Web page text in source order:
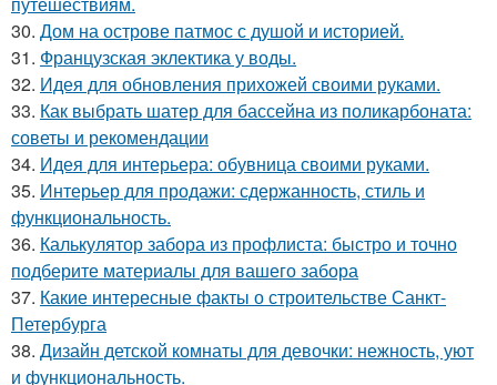
30. Дом на острове патмос с душой и историей.
31. Французская эклектика у воды.
32. Идея для обновления прихожей своими руками.
33. Как выбрать шатер для бассейна из поликарбоната:
советы и рекомендации
34. Идея для интерьера: обувница своими руками.
35. Интерьер для продажи: сдержанность, стиль и
функциональность.
36. Калькулятор забора из профлиста: быстро и точно
подберите материалы для вашего забора
37. Какие интересные факты о строительстве Санкт-
Петербурга
38. Дизайн детской комнаты для девочки: нежность, уют
и функциональность.